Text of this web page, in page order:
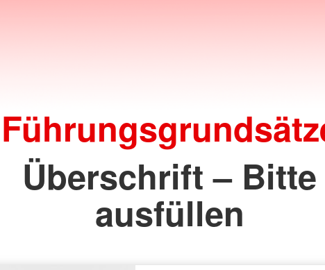
Überschrift – Bitte
ausfüllen